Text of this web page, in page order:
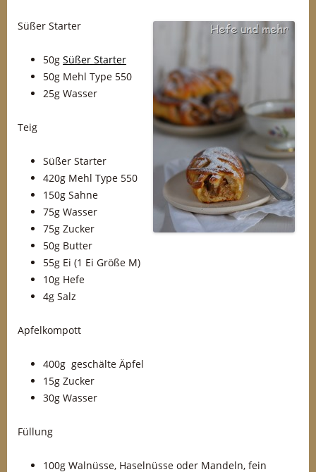
Süßer Starter
50g Süßer Starter
50g Mehl Type 550
25g Wasser
Teig
Süßer Starter
420g Mehl Type 550
150g Sahne
75g Wasser
75g Zucker
50g Butter
55g Ei (1 Ei Größe M)
10g Hefe
4g Salz
Apfelkompott
400g geschälte Äpfel
15g Zucker
30g Wasser
Füllung
100g Walnüsse, Haselnüsse oder Mandeln, fein